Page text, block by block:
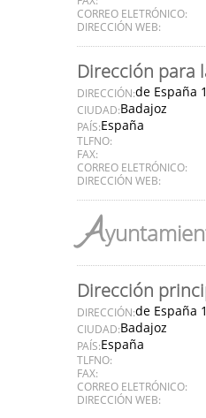
CORREO ELETRÓNICO:
DIRECCIÓN WEB:
Dirección para
DIRECCIÓN:de España 1
CIUDAD:Badajoz
PAÍS:España
TLFNO:
FAX:
CORREO ELETRÓNICO:
DIRECCIÓN WEB:
A
Dirección
DIRECCIÓN:de España 1
CIUDAD:Badajoz
PAÍS:España
TLFNO:
FAX:
CORREO ELETRÓNICO:
DIRECCIÓN WEB: